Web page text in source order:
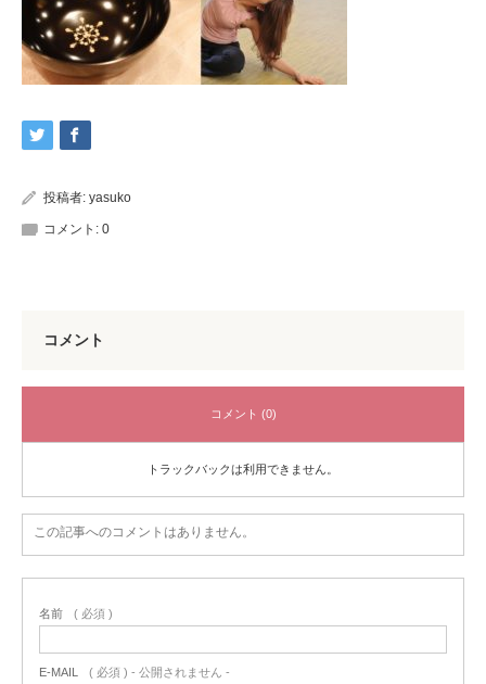
投稿者: yasuko
コメント: 0
コメント
コメント (0)
トラックバックは利用できません。
この記事へのコメントはありません。
名前 ( 必須 )
E-MAIL ( 必須 ) - 公開されません -